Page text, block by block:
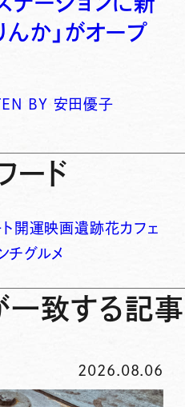
んか」がオープ
BY 安田優子
ード
開運映画遺跡花カフェ
チグルメ
一致する記事
2026.08.06